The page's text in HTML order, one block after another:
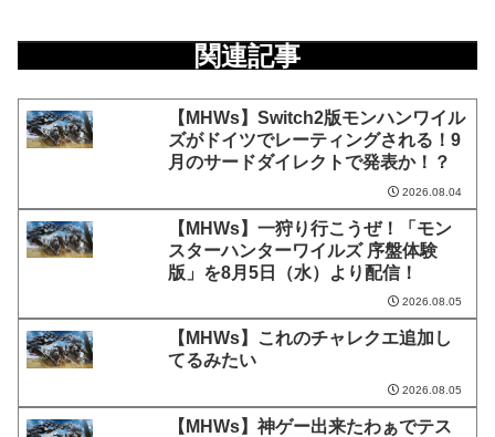
関連記事
【MHWs】Switch2版モンハンワイル
ズがドイツでレーティングされる！9
月のサードダイレクトで発表か！？
2026.08.04
【MHWs】一狩り行こうぜ！「モン
スターハンターワイルズ 序盤体験
版」を8月5日（水）より配信！
2026.08.05
【MHWs】これのチャレクエ追加し
てるみたい
2026.08.05
【MHWs】神ゲー出来たわぁでテス